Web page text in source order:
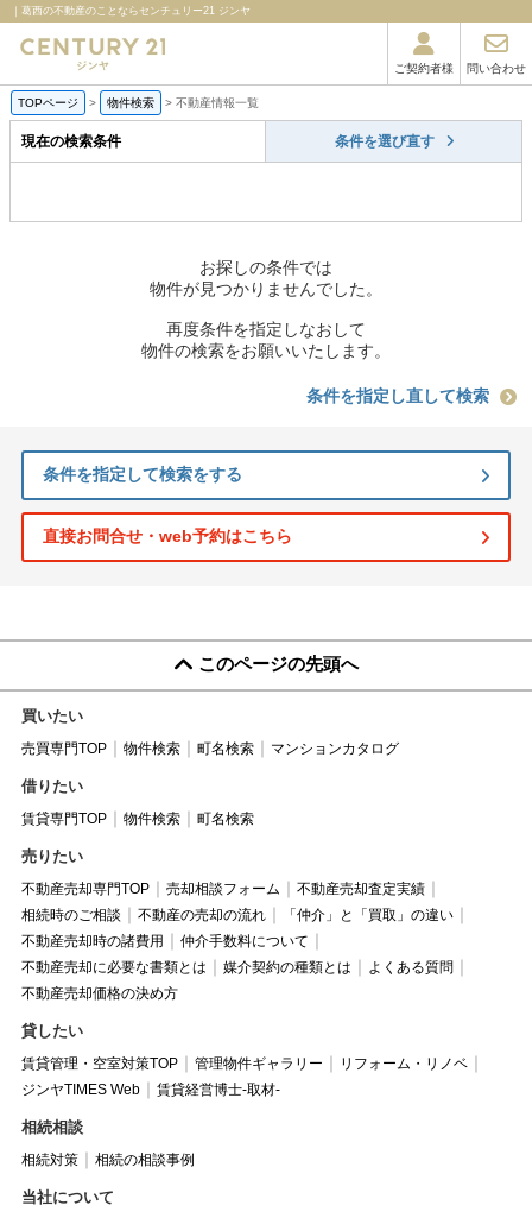
｜葛西の不動産のことならセンチュリー21 ジンヤ
ご契約者様 問い合わせ
TOPページ > 物件検索 > 不動産情報一覧
現在の検索条件 条件を選び直す
お探しの条件では
物件が見つかりませんでした。
再度条件を指定しなおして
物件の検索をお願いいたします。
条件を指定し直して検索
条件を指定して検索をする
直接お問合せ・web予約はこちら
このページの先頭へ
買いたい
売買専門TOP 物件検索 町名検索 マンションカタログ
借りたい
賃貸専門TOP 物件検索 町名検索
売りたい
不動産売却専門TOP 売却相談フォーム
不動産売却査定実績
相続時のご相談
不動産の売却の流れ
「仲介」と「買取」の違い
不動産売却時の諸費用
仲介手数料について
不動産売却に必要な書類とは
媒介契約の種類とは
よくある質問
不動産売却価格の決め方
貸したい
賃貸管理・空室対策TOP 管理物件ギャラリー
リフォーム・リノベ
ジンヤTIMES Web
賃貸経営博士-取材-
相続相談
相続対策 相続の相談事例
当社について